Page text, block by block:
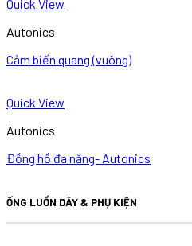
Quick View
Autonics
Cảm biến quang (vuông)
Quick View
Autonics
Đồng hồ đa năng- Autonics
ỐNG LUỒN DÂY & PHỤ KIỆN